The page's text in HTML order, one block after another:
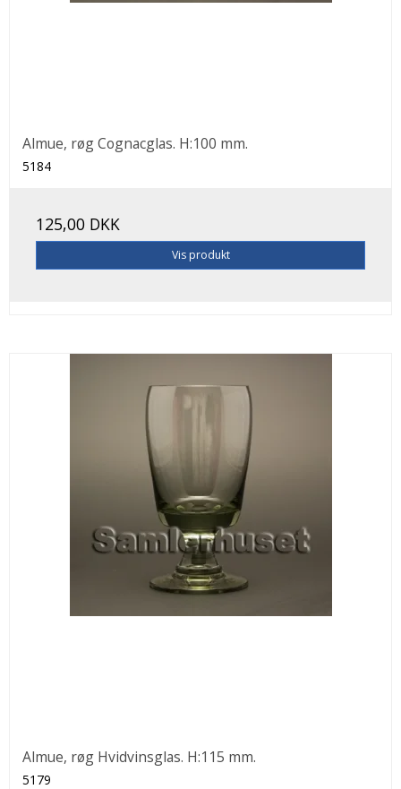
Almue, røg Cognacglas. H:100 mm.
5184
125,00 DKK
Vis produkt
Almue, røg Hvidvinsglas. H:115 mm.
5179